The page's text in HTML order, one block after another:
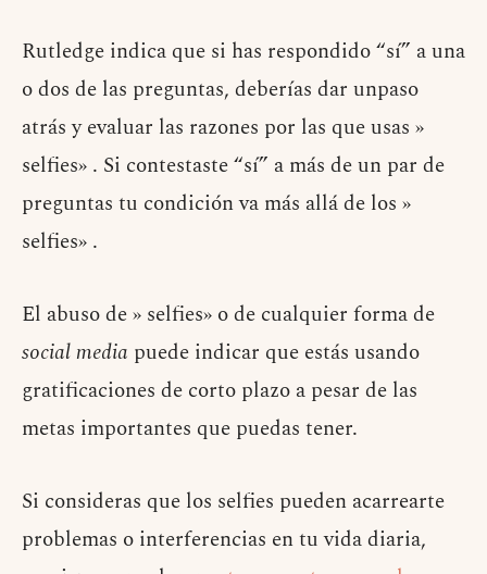
Rutledge indica que si has respondido “sí” a una
o dos de las preguntas, deberías dar unpaso
atrás y evaluar las razones por las que usas »
selfies» . Si contestaste “sí” a más de un par de
preguntas tu condición va más allá de los »
selfies» .
El abuso de » selfies» o de cualquier forma de
social media puede indicar que estás usando
gratificaciones de corto plazo a pesar de las
metas importantes que puedas tener.
Si consideras que los selfies pueden acarrearte
problemas o interferencias en tu vida diaria,